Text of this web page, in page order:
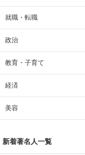
就職・転職
政治
教育・子育て
経済
美容
新着著名人一覧